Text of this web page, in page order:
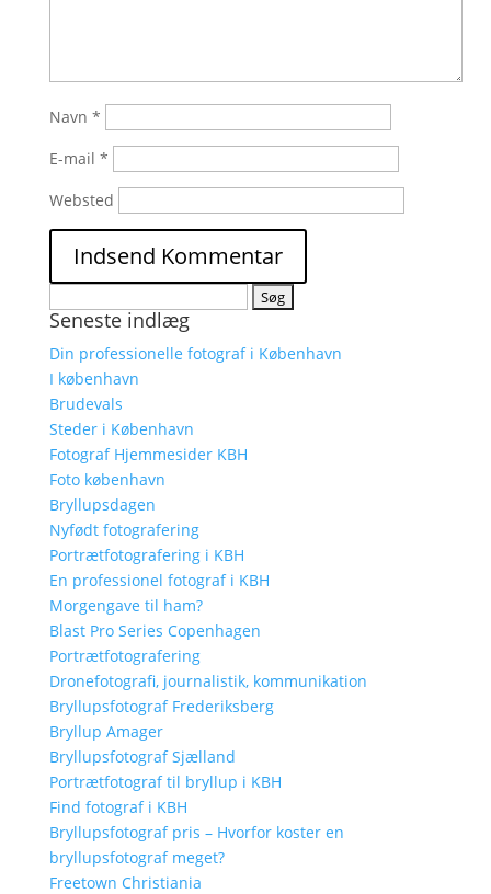
Navn *
E-mail *
Websted
efter:
Seneste indlæg
Din professionelle fotograf i København
I københavn
Brudevals
Steder i København
Fotograf Hjemmesider KBH
Foto københavn
Bryllupsdagen
Nyfødt fotografering
Portrætfotografering i KBH
En professionel fotograf i KBH
Morgengave til ham?
Blast Pro Series Copenhagen
Portrætfotografering
Dronefotografi, journalistik, kommunikation
Bryllupsfotograf Frederiksberg
Bryllup Amager
Bryllupsfotograf Sjælland
Portrætfotograf til bryllup i KBH
Find fotograf i KBH
Bryllupsfotograf pris – Hvorfor koster en
bryllupsfotograf meget?
Freetown Christiania